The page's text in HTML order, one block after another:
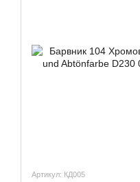
Артикул: КД005